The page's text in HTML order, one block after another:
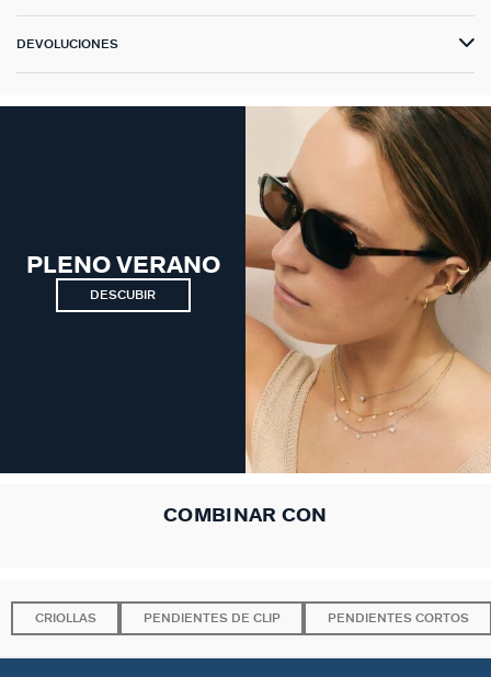
DEVOLUCIONES
PLENO VERANO
DESCUBIR
COMBINAR CON
CRIOLLAS PENDIENTES DE CLIP PENDIENTES CORTOS